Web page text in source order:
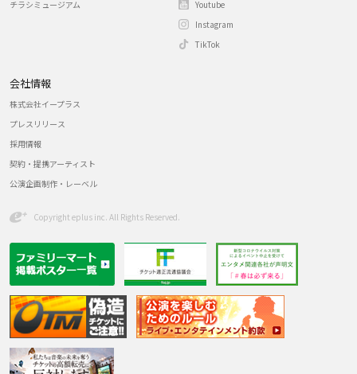
チラシミュージアム
Youtube
Instagram
TikTok
会社情報
株式会社イープラス
プレスリリース
採用情報
契約・提携アーティスト
公演企画制作・レーベル
Copyright eplus inc. All Rights Reserved.